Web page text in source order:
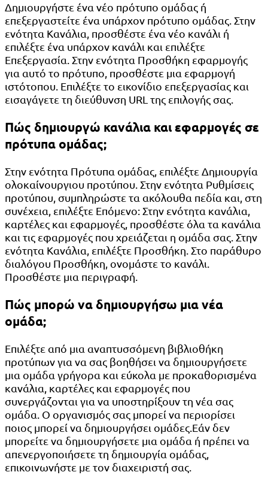
Δημιουργήστε ένα νέο πρότυπο ομάδας ή
επεξεργαστείτε ένα υπάρχον πρότυπο ομάδας. Στην
ενότητα Κανάλια, προσθέστε ένα νέο κανάλι ή
επιλέξτε ένα υπάρχον κανάλι και επιλέξτε
Επεξεργασία. Στην ενότητα Προσθήκη εφαρμογής
για αυτό το πρότυπο, προσθέστε μια εφαρμογή
ιστότοπου. Επιλέξτε το εικονίδιο επεξεργασίας και
εισαγάγετε τη διεύθυνση URL της επιλογής σας.
Πώς δημιουργώ κανάλια και εφαρμογές σε
πρότυπα ομάδας;
Στην ενότητα Πρότυπα ομάδας, επιλέξτε Δημιουργία
ολοκαίνουργιου προτύπου. Στην ενότητα Ρυθμίσεις
προτύπου, συμπληρώστε τα ακόλουθα πεδία και, στη
συνέχεια, επιλέξτε Επόμενο: Στην ενότητα κανάλια,
καρτέλες και εφαρμογές, προσθέστε όλα τα κανάλια
και τις εφαρμογές που χρειάζεται η ομάδα σας. Στην
ενότητα Κανάλια, επιλέξτε Προσθήκη. Στο παράθυρο
διαλόγου Προσθήκη, ονομάστε το κανάλι.
Προσθέστε μια περιγραφή.
Πώς μπορώ να δημιουργήσω μια νέα
ομάδα;
Επιλέξτε από μια αναπτυσσόμενη βιβλιοθήκη
προτύπων για να σας βοηθήσει να δημιουργήσετε
μια ομάδα γρήγορα και εύκολα με προκαθορισμένα
κανάλια, καρτέλες και εφαρμογές που
συνεργάζονται για να υποστηρίξουν τη νέα σας
ομάδα. Ο οργανισμός σας μπορεί να περιορίσει
ποιος μπορεί να δημιουργήσει ομάδες.Εάν δεν
μπορείτε να δημιουργήσετε μια ομάδα ή πρέπει να
απενεργοποιήσετε τη δημιουργία ομάδας,
επικοινωνήστε με τον διαχειριστή σας.